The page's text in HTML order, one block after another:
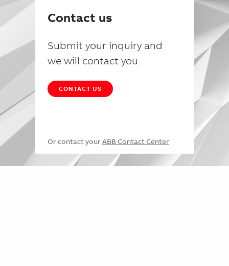
Contact us
Submit your inquiry and
we will contact you
CONTACT US
Or contact your ABB Contact Center